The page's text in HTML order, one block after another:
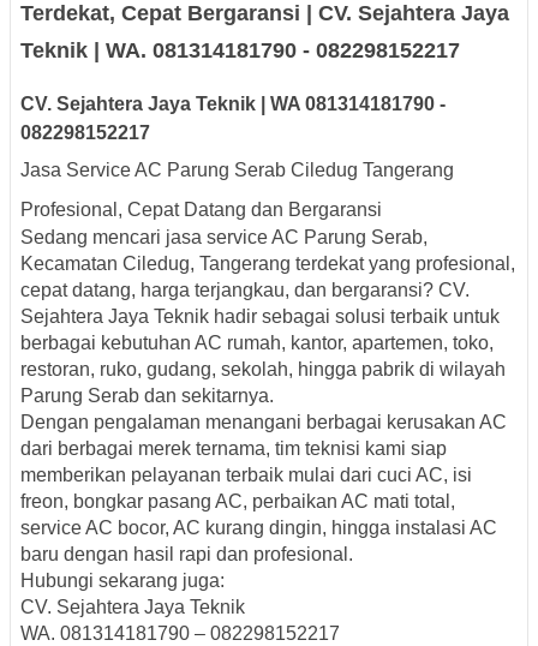
Terdekat, Cepat Bergaransi | CV. Sejahtera Jaya
Teknik | WA. 081314181790 - 082298152217
CV. Sejahtera Jaya Teknik | WA 081314181790 -
082298152217
Jasa Service AC Parung Serab Ciledug Tangerang
Profesional, Cepat Datang dan Bergaransi
Sedang mencari jasa service AC Parung Serab,
Kecamatan Ciledug, Tangerang terdekat yang profesional,
cepat datang, harga terjangkau, dan bergaransi? CV.
Sejahtera Jaya Teknik hadir sebagai solusi terbaik untuk
berbagai kebutuhan AC rumah, kantor, apartemen, toko,
restoran, ruko, gudang, sekolah, hingga pabrik di wilayah
Parung Serab dan sekitarnya.
Dengan pengalaman menangani berbagai kerusakan AC
dari berbagai merek ternama, tim teknisi kami siap
memberikan pelayanan terbaik mulai dari cuci AC, isi
freon, bongkar pasang AC, perbaikan AC mati total,
service AC bocor, AC kurang dingin, hingga instalasi AC
baru dengan hasil rapi dan profesional.
Hubungi sekarang juga:
CV. Sejahtera Jaya Teknik
WA. 081314181790 – 082298152217